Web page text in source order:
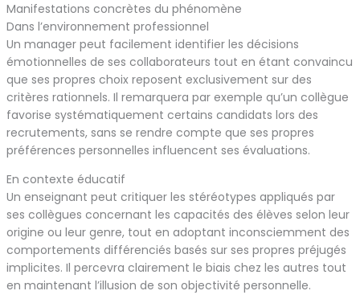
Manifestations concrètes du phénomène
Dans l’environnement professionnel
Un manager peut facilement identifier les décisions
émotionnelles de ses collaborateurs tout en étant convaincu
que ses propres choix reposent exclusivement sur des
critères rationnels. Il remarquera par exemple qu’un collègue
favorise systématiquement certains candidats lors des
recrutements, sans se rendre compte que ses propres
préférences personnelles influencent ses évaluations.
En contexte éducatif
Un enseignant peut critiquer les stéréotypes appliqués par
ses collègues concernant les capacités des élèves selon leur
origine ou leur genre, tout en adoptant inconsciemment des
comportements différenciés basés sur ses propres préjugés
implicites. Il percevra clairement le biais chez les autres tout
en maintenant l’illusion de son objectivité personnelle.